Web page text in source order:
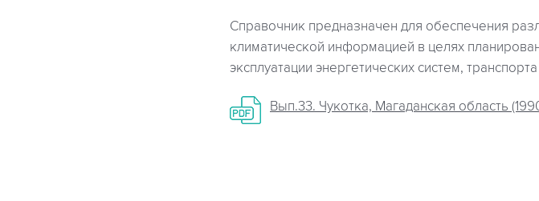
Справочник предназначен для обеспечения
климатической информацией в целях
эксплуатации энергетических систем,
Вып.33. Чукотка, Магаданская область